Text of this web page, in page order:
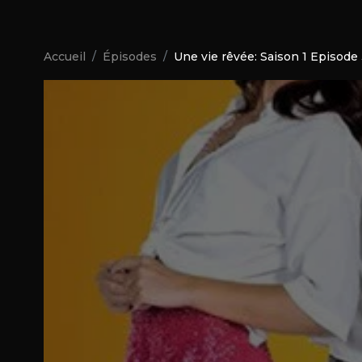
Accueil Épisodes Une vie rêvée: Saison 1 Episode